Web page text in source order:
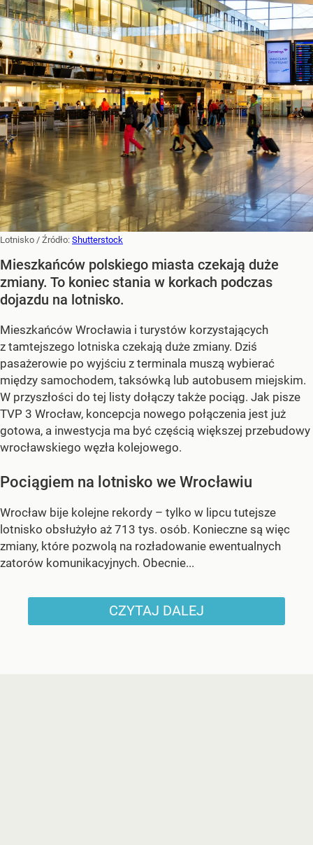
Lotnisko / Źródło: Shutterstock
Mieszkańców polskiego miasta czekają duże
zmiany. To koniec stania w korkach podczas
dojazdu na lotnisko.
Mieszkańców Wrocławia i turystów korzystających
z tamtejszego lotniska czekają duże zmiany. Dziś
pasażerowie po wyjściu z terminala muszą wybierać
między samochodem, taksówką lub autobusem miejskim.
W przyszłości do tej listy dołączy także pociąg. Jak pisze
TVP 3 Wrocław, koncepcja nowego połączenia jest już
gotowa, a inwestycja ma być częścią większej przebudowy
wrocławskiego węzła kolejowego.
Pociągiem na lotnisko we Wrocławiu
Wrocław bije kolejne rekordy – tylko w lipcu tutejsze
lotnisko obsłużyło aż 713 tys. osób. Konieczne są więc
zmiany, które pozwolą na rozładowanie ewentualnych
zatorów komunikacyjnych. Obecnie...
CZYTAJ DALEJ